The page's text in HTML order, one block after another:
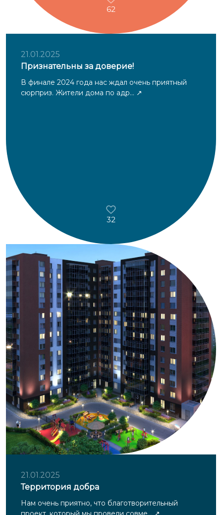
62
21.01.2025
Признательны за доверие!
В финале 2024 года нас ждал очень приятный
сюрприз. Жители дома по адр...
32
21.01.2025
Территория добра
Нам очень приятно, что благотворительный